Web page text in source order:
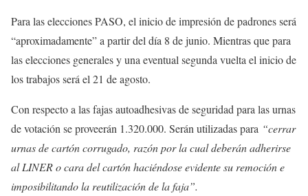
Para las elecciones PASO, el inicio de impresión de padrones será
“aproximadamente” a partir del día 8 de junio. Mientras que para
las elecciones generales y una eventual segunda vuelta el inicio de
los trabajos será el 21 de agosto.
Con respecto a las fajas autoadhesivas de seguridad para las urnas
de votación se proveerán 1.320.000. Serán utilizadas para “cerrar
urnas de cartón corrugado, razón por la cual deberán adherirse
al LINER o cara del cartón haciéndose evidente su remoción e
imposibilitando la reutilización de la faja”.